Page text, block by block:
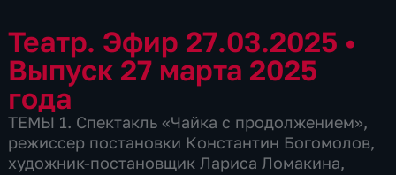
Театр. Эфир 27.03.2025 •
Выпуск 27 марта 2025
года
ТЕМЫ 1. Спектакль «Чайка с продолжением»,
режиссер постановки Константин Богомолов,
художник-постановщик Лариса Ломакина,